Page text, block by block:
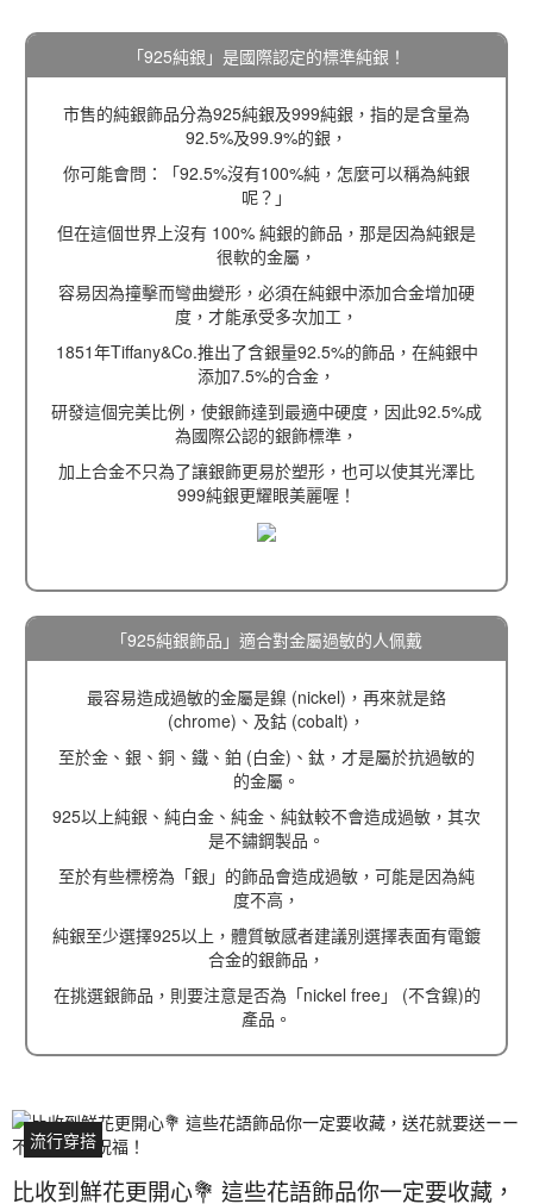
「925純銀」是國際認定的標準純銀！
市售的純銀飾品分為925純銀及999純銀，指的是含量為
92.5%及99.9%的銀，
你可能會問：「92.5%沒有100%純，怎麼可以稱為純銀
呢？」
但在這個世界上沒有 100% 純銀的飾品，那是因為純銀是
很軟的金屬，
容易因為撞擊而彎曲變形，必須在純銀中添加合金增加硬
度，才能承受多次加工，
1851年Tiffany&Co.推出了含銀量92.5%的飾品，在純銀中
添加7.5%的合金，
研發這個完美比例，使銀飾達到最適中硬度，因此92.5%成
為國際公認的銀飾標準，
加上合金不只為了讓銀飾更易於塑形，也可以使其光澤比
999純銀更耀眼美麗喔！
「925純銀飾品」適合對金屬過敏的人佩戴
最容易造成過敏的金屬是鎳 (nickel)，再來就是鉻
(chrome)、及鈷 (cobalt)，
至於金、銀、銅、鐵、鉑 (白金)、鈦，才是屬於抗過敏的
的金屬。
925以上純銀、純白金、純金、純鈦較不會造成過敏，其次
是不鏽鋼製品。
至於有些標榜為「銀」的飾品會造成過敏，可能是因為純
度不高，
純銀至少選擇925以上，體質敏感者建議別選擇表面有電鍍
合金的銀飾品，
在挑選銀飾品，則要注意是否為「nickel free」 (不含鎳)的
產品。
流行穿搭
比收到鮮花更開心💐 這些花語飾品你一定要收藏，